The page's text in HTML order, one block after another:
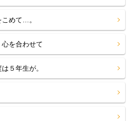
めて…。
を合わせて
５年生が。